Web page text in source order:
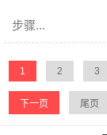
步骤...
1 2 3
下一页 尾页